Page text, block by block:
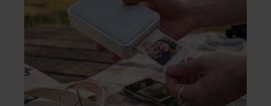
samen en werd dochter Lola geboren.